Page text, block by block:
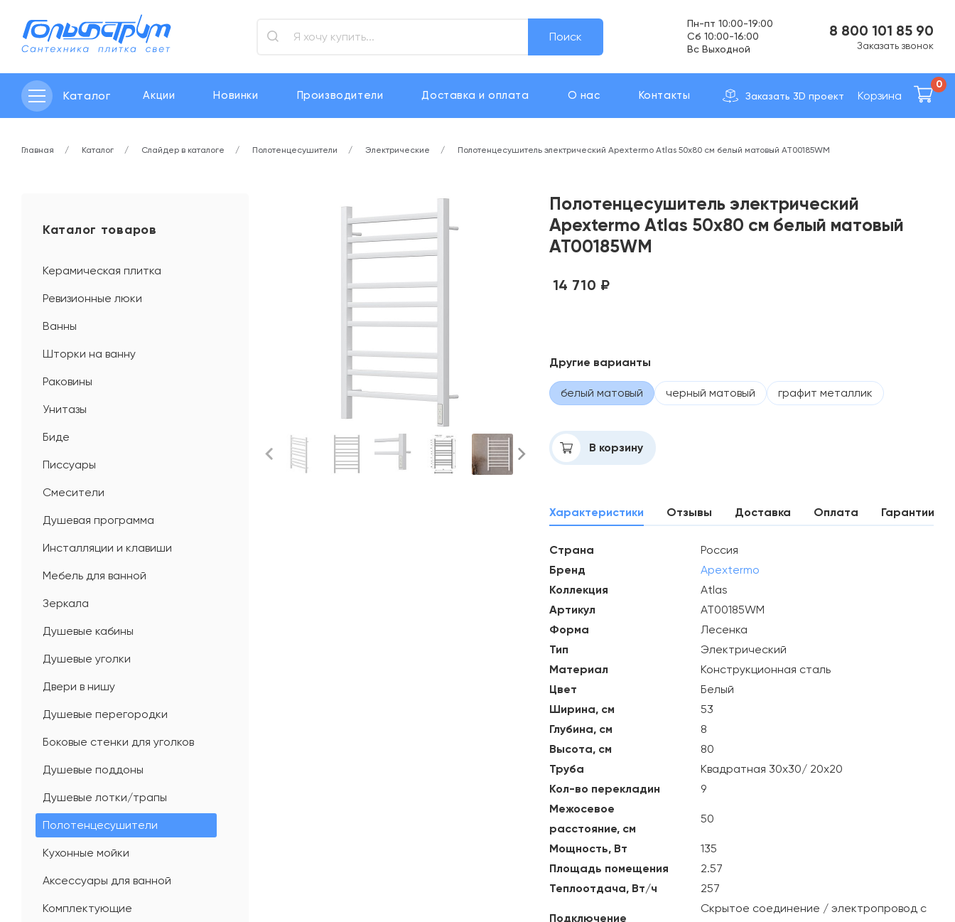
Поиск Доставка по вcей России
8 800 101 85 90
Заказать звонок
Каталог Акции Новинки Производители Доставка и оплата О нас Контакты Заказать 3D проект Корзина
0
Главная Каталог Слайдер в каталоге Полотенцесушители Электрические Полотенцесушитель электрический Apextermo Atlas 50х80 см белый матовый AT00185WM
Каталог товаров
Керамическая плитка
Ревизионные люки
Ванны
Шторки на ванну
Раковины
Унитазы
Биде
Писсуары
Смесители
Душевая программа
Инсталляции и клавиши
Мебель для ванной
Зеркала
Душевые кабины
Душевые уголки
Двери в нишу
Душевые перегородки
Боковые стенки для уголков
Душевые поддоны
Душевые лотки/трапы
Полотенцесушители
Кухонные мойки
Аксессуары для ванной
Комплектующие
Полотенцесушитель электрический
Apextermo Atlas 50х80 см белый матовый
AT00185WM
14 710 ₽
Другие варианты
белый матовый черный матовый графит металлик
Добавлено В корзину
Характеристики Отзывы Доставка Оплата Гарантии
Страна
Россия
Бренд
Apextermo
Коллекция
Atlas
Артикул
AT00185WM
Форма
Лесенка
Тип
Электрический
Материал
Конструкционная сталь
Цвет
Белый
Ширина, см
53
Глубина, см
8
Высота, см
80
Труба
Квадратная 30х30/ 20х20
Кол-во перекладин
9
Межосевое
расстояние, см
50
Мощность, Вт
135
Площадь помещения
2.57
Теплоотдача, Вт/ч
257
Подключение
Скрытое соединение / электропровод с